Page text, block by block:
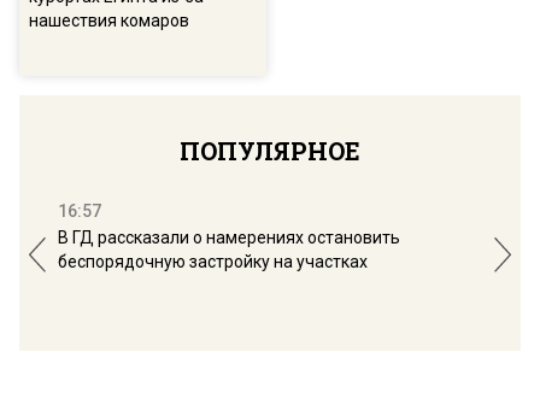
нашествия комаров
ПОПУЛЯРНОЕ
16:57
В ГД рассказали о намерениях остановить
беспорядочную застройку на участках